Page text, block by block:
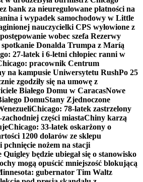
bank za nieuregulowane płatności na
i wypadek samochodowy w Little
nauczycielki CPS wyłowione z
wobec szefa Rezerwy
Donalda Trumpa z Maríą
27-latek i 6-letni chłopiec ranni w
pracownik Centrum
na kampusie Uniwersytetu RushPo 25
zgodziły się na umowę z
Białego Domu w CaracasNowe
DomuStany Zjednoczone
Chicago: 78-latek zastrzelony
części miastaChiny karzą
Chicago: 33-latek oskarżony o
1200 dolarów ze sklepu
nożem na stacji
będzie ubiegał się o stanowisko
mogą opuścić mniejszość blokującą
gubernator Tim Waltz